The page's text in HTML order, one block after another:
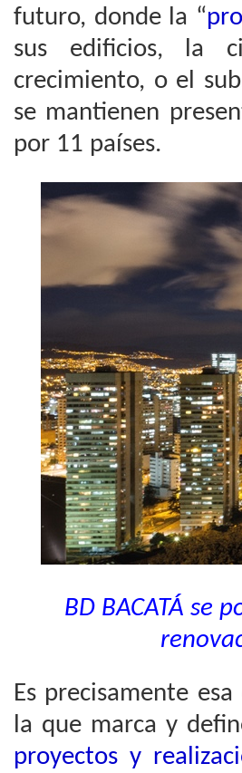
futuro, donde la “
sus edificios, la
crecimiento, o el
se mantienen
por 11 países.
BD BACATÁ se
Es precisamente
la que marca y
proyectos y